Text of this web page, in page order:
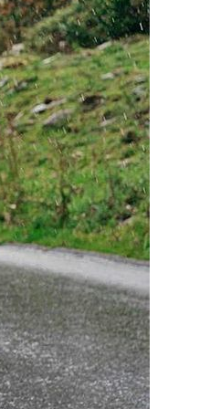
GELO
TOPEAK
VORTEX